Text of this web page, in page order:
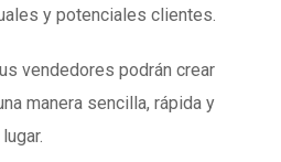
y potenciales clientes.
vendedores podrán crear
manera sencilla, rápida y